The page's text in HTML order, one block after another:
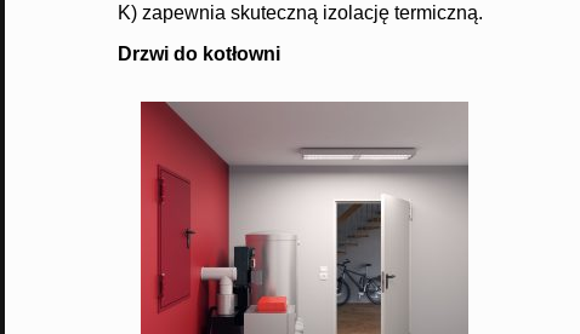
K) zapewnia skuteczną izolację termiczną.
Drzwi do kotłowni